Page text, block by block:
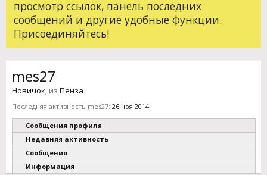
просмотр ссылок, панель последних
сообщений и другие удобные функции.
Присоединяйтесь!
mes27
Новичок, из Пенза
Последняя активность mes27: 26 ноя 2014
Сообщения профиля
Недавняя активность
Сообщения
Информация